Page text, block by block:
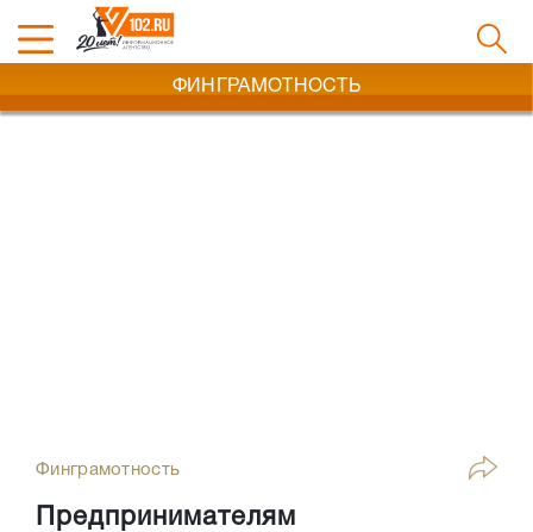
ФИНГРАМОТНОСТЬ
Финграмотность
Предпринимателям